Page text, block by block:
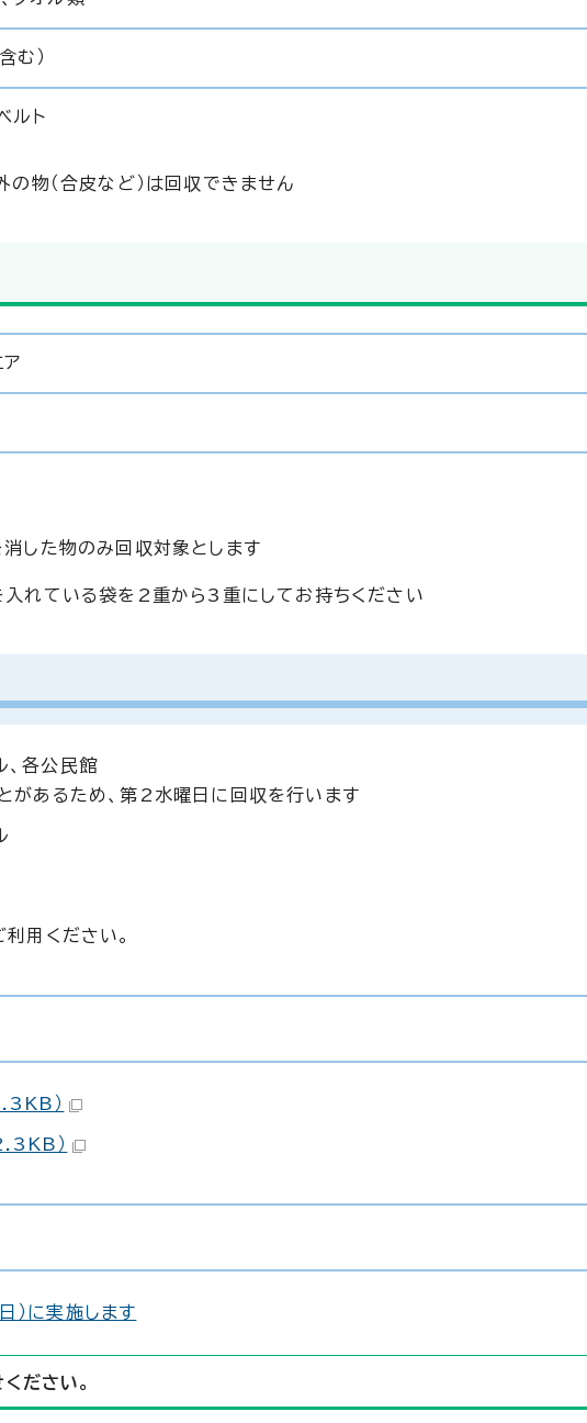
む）
ルト
の物（合皮など）は回収できません
した物のみ回収対象とします
入れている袋を2重から3重にしてお持ちください
、各公民館
があるため、第2水曜日に回収を行います
用ください。
）
）
）に実施します
ださい。